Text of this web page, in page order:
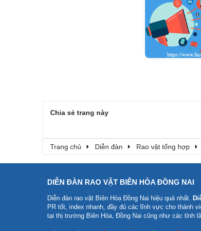
Chia sẻ trang này
Trang chủ Diễn đàn Rao vặt tổng hợp
DIỄN ĐÀN RAO VẶT BIÊN HÒA ĐỒNG NAI
Diễn đàn rao vặt Biên Hòa Đồng Nai hiệu quả nhất.
PR tốt, index nhanh, đầy đủ các lĩnh vực cho thành
tại thị trường Biên Hòa, Đồng Nai cũng như các tỉnh